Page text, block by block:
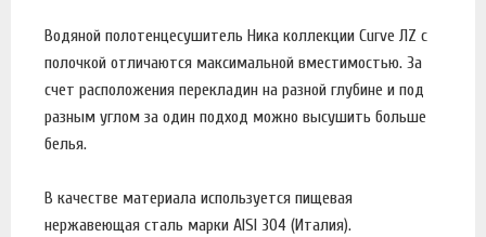
Водяной полотенцесушитель Ника коллекции Curve ЛZ с
полочкой отличаются максимальной вместимостью. За
счет расположения перекладин на разной глубине и под
разным углом за один подход можно высушить больше
белья.
В качестве материала используется пищевая
нержавеющая сталь марки AISI 304 (Италия).